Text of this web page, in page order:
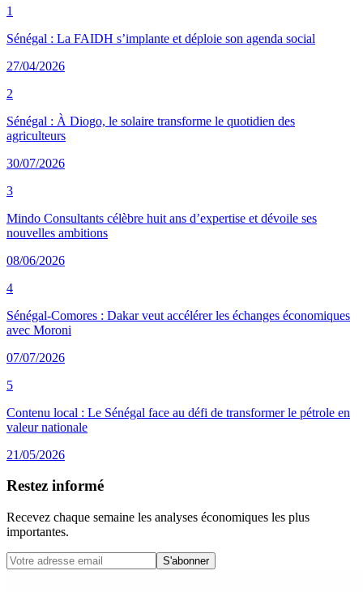
1
Sénégal : La FAIDH s’implante et déploie son agenda social
27/04/2026
2
Sénégal : À Diogo, le solaire transforme le quotidien des
agriculteurs
30/07/2026
3
Mindo Consultants célèbre huit ans d’expertise et dévoile ses
nouvelles ambitions
08/06/2026
4
Sénégal-Comores : Dakar veut accélérer les échanges économiques
avec Moroni
07/07/2026
5
Contenu local : Le Sénégal face au défi de transformer le pétrole en
valeur nationale
21/05/2026
Restez informé
Recevez chaque semaine les analyses économiques les plus
importantes.
S'abonner